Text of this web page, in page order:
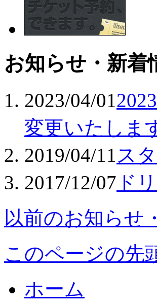
お知らせ・新着
2023/04/01
変更いたしま
2019/04/11 ス
2017/12/07 ド
以前のお知らせ
このページの先
ホーム